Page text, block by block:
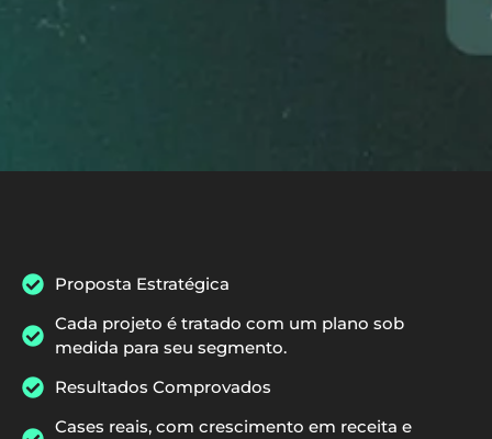
Proposta Estratégica
Cada projeto é tratado com um plano sob
medida para seu segmento.
Resultados Comprovados
Cases reais, com crescimento em receita e